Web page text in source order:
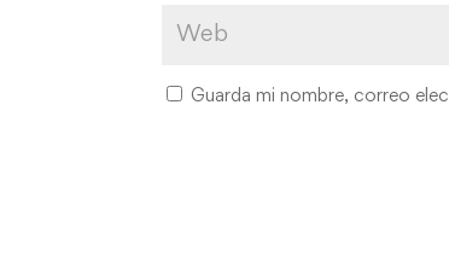
Guarda mi nombre, correo